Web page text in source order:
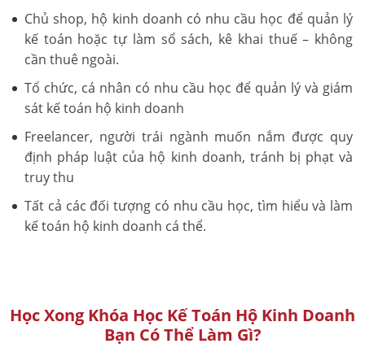
Chủ shop, hộ kinh doanh có nhu cầu học để quản lý
kế toán hoặc tự làm sổ sách, kê khai thuế – không
cần thuê ngoài.
Tổ chức, cá nhân có nhu cầu học để quản lý và giám
sát kế toán hộ kinh doanh
Freelancer, người trái ngành muốn nắm được quy
định pháp luật của hộ kinh doanh, tránh bị phạt và
truy thu
Tất cả các đối tượng có nhu cầu học, tìm hiểu và làm
kế toán hộ kinh doanh cá thể.
Học Xong Khóa Học Kế Toán Hộ Kinh Doanh
Bạn Có Thể Làm Gì?